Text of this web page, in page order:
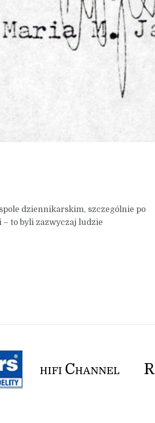
dziennikarskim, szczególnie po
to byli zazwyczaj ludzie
HIFI CHANNEL R